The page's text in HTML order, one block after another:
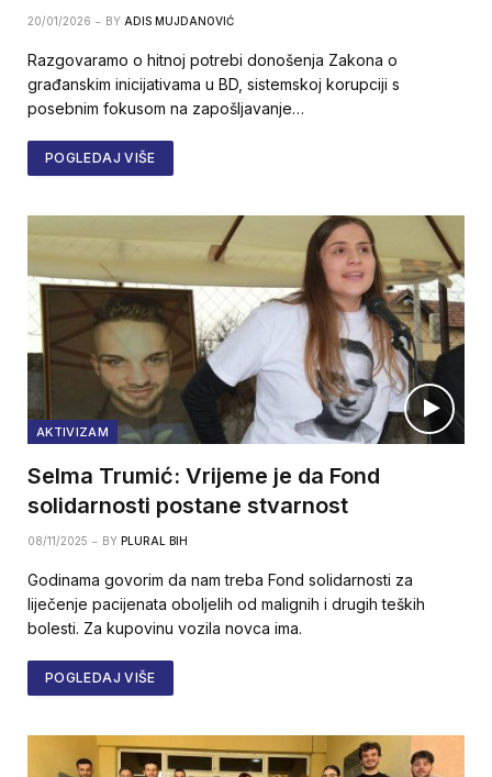
20/01/2026 BY ADIS MUJDANOVIĆ
Razgovaramo o hitnoj potrebi donošenja Zakona o
građanskim inicijativama u BD, sistemskoj korupciji s
posebnim fokusom na zapošljavanje…
POGLEDAJ VIŠE
AKTIVIZAM
Selma Trumić: Vrijeme je da Fond
solidarnosti postane stvarnost
08/11/2025 BY PLURAL BIH
Godinama govorim da nam treba Fond solidarnosti za
liječenje pacijenata oboljelih od malignih i drugih teških
bolesti. Za kupovinu vozila novca ima.
POGLEDAJ VIŠE